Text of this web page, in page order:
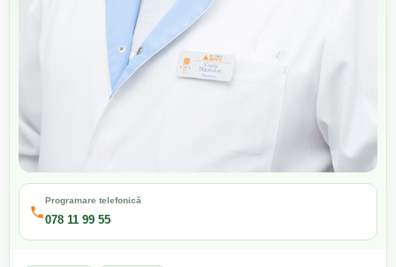
Programare telefonică
078 11 99 55